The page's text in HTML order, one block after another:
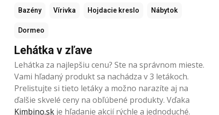
Bazény Vírivka Hojdacie kreslo Nábytok
Dormeo
Lehátka v zľave
Lehátka za najlepšiu cenu? Ste na správnom mieste.
Vami hľadaný produkt sa nachádza v 3 letákoch.
Prelistujte si tieto letáky a možno narazíte aj na
ďalšie skvelé ceny na obľúbené produkty. Vďaka
Kimbino.sk je hľadanie akcií rýchle a jednoduché.